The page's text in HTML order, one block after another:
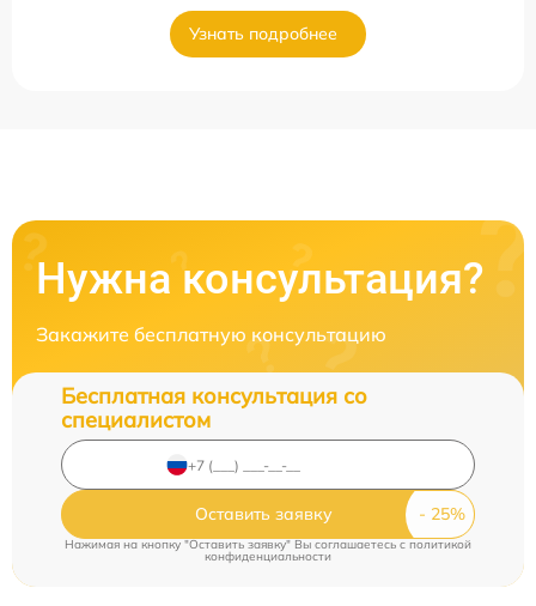
Узнать подробнее
Нужна консультация?
Закажите бесплатную консультацию
Бесплатная консультация со
специалистом
Оставить заявку
Нажимая на кнопку "Оставить заявку" Вы соглашаетесь c политикой
конфиденциальности